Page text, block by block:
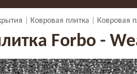
Ковровая плитка Ковровая
Forbo -